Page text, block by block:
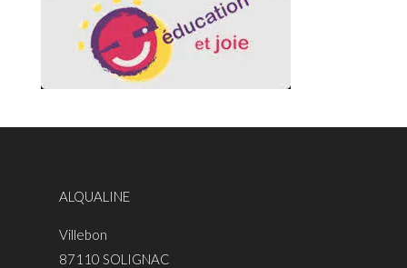
ALQUALINE
Villebon
87110 SOLIGNAC